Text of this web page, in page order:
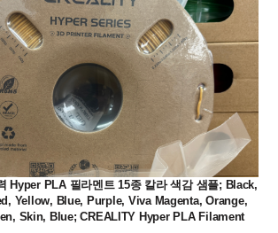
Hyper PLA 필라멘트 15종 칼라 색감 샘플; Black,
Yellow, Blue, Purple, Viva Magenta, Orange,
Skin, Blue; CREALITY Hyper PLA Filament